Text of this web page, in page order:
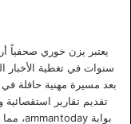
سنوات في تغطية الأخبار
بعد مسيرة مهنية حافلة في
تقديم تقارير
بوابة ammantoday، مما يجعله مصدراً معتمداً وموثوقاً للمعلومات الدقيقة.